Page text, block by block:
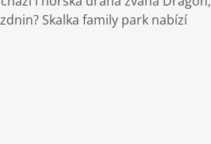
Skalka family park nabízí